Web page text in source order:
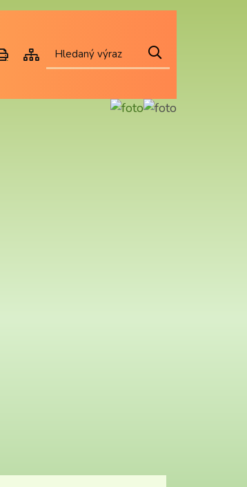
VytisknoutMapa webu Hledat